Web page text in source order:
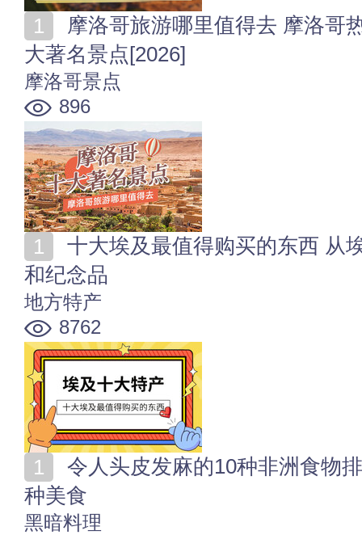
大著名景点[2026]
摩洛哥景点
896
和纪念品
地方特产
8762
种美食
黑暗料理